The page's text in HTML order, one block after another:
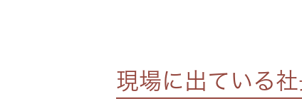
現場に出ている